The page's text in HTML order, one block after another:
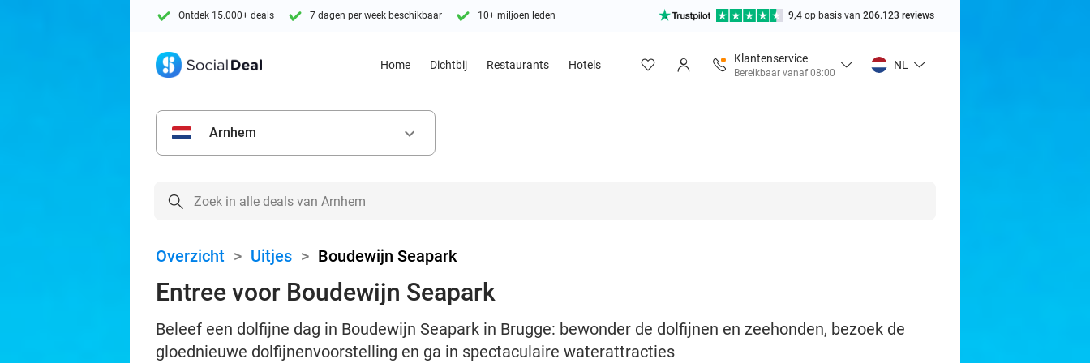
Ontdek 15.000+ deals 7 dagen per week beschikbaar 10+ miljoen leden 9,4 op basis van 206.123 reviews
Home Dichtbij Restaurants Hotels
Klantenservice
Bereikbaar vanaf 08:00
NL
Arnhem keyboard_arrow_down
Overzicht > Uitjes > Boudewijn Seapark
Entree voor Boudewijn Seapark
Beleef een dolfijne dag in Boudewijn Seapark in Brugge: bewonder de dolfijnen en zeehonden, bezoek de
gloednieuwe dolfijnenvoorstelling en ga in spectaculaire waterattracties